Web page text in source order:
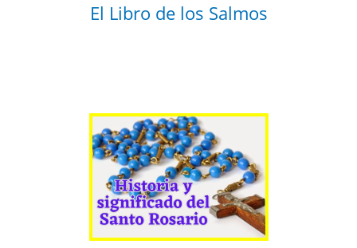
El Libro de los Salmos